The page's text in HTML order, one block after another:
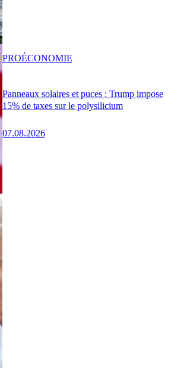
Panneaux solaires et puces : Trump impose
15% de taxes sur le polysilicium
07.08.2026
PROÉCONOMIE